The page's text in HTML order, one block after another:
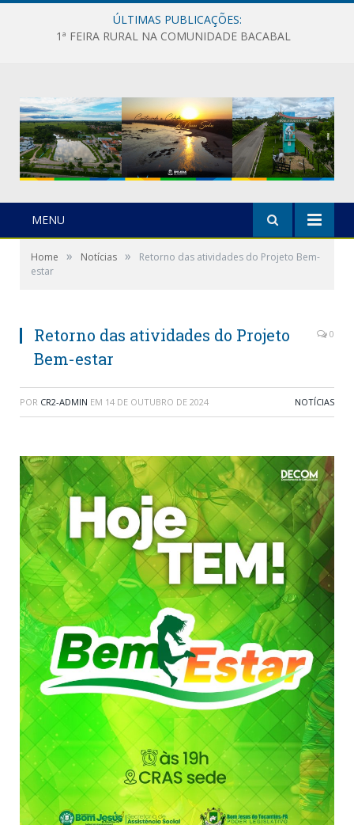
ÚLTIMAS PUBLICAÇÕES:
1ª FEIRA RURAL NA COMUNIDADE BACABAL
MENU
Home » Notícias »
Retorno das atividades do Projeto Bem-
estar
Retorno das atividades do Projeto
Bem-estar
0
POR CR2-ADMIN EM 14 DE OUTUBRO DE 2024 NOTÍCIAS